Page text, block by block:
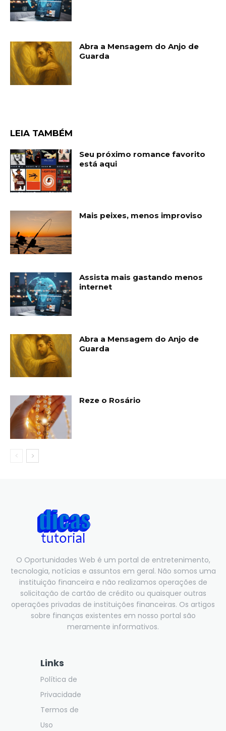
Abra a Mensagem do Anjo de
Guarda
LEIA TAMBÉM
Seu próximo romance favorito
está aqui
Mais peixes, menos improviso
Assista mais gastando menos
internet
Abra a Mensagem do Anjo de
Guarda
Reze o Rosário
O Oportunidades Web é um portal de entretenimento,
tecnologia, notícias e assuntos em geral. Não somos uma
instituição financeira e não realizamos operações de
solicitação de cartão de crédito ou quaisquer outras
operações privadas de instituições financeiras. Os artigos
sobre finanças existentes em nosso portal são
meramente informativos.
Links
Política de
Privacidade
Termos de
Uso